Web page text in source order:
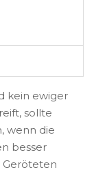
kein ewiger
sollte
wenn die
besser